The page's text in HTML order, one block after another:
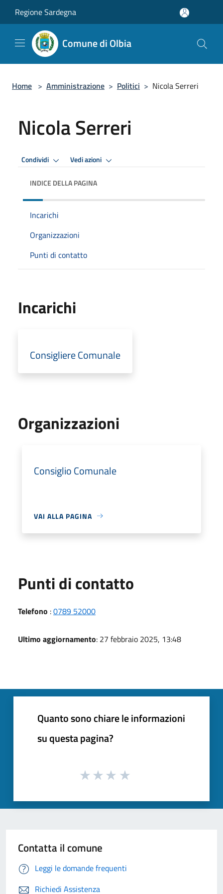
Regione Sardegna
Comune di Olbia
Home > Amministrazione > Politici > Nicola Serreri
Nicola Serreri
Condividi Vedi azioni
INDICE DELLA PAGINA
Incarichi
Organizzazioni
Punti di contatto
Incarichi
Consigliere Comunale
Organizzazioni
Consiglio Comunale
VAI ALLA PAGINA
Punti di contatto
Telefono :0789 52000
Ultimo aggiornamento: 27 febbraio 2025, 13:48
Quanto sono chiare le informazioni
su questa pagina?
Contatta il comune
Leggi le domande frequenti
Richiedi Assistenza